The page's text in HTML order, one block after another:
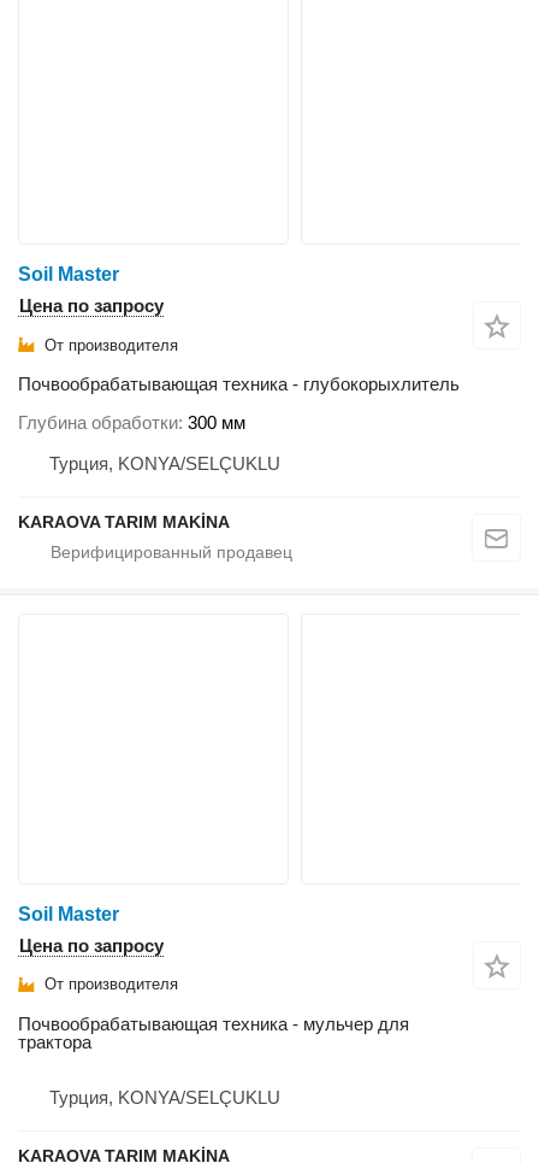
Soil Master
Цена по запросу
От производителя
Почвообрабатывающая техника - глубокорыхлитель
Глубина обработки 300 мм
Турция, KONYA/SELÇUKLU
KARAOVA TARIM MAKİNA
Soil Master
Цена по запросу
От производителя
Почвообрабатывающая техника - мульчер для
трактора
Турция, KONYA/SELÇUKLU
KARAOVA TARIM MAKİNA